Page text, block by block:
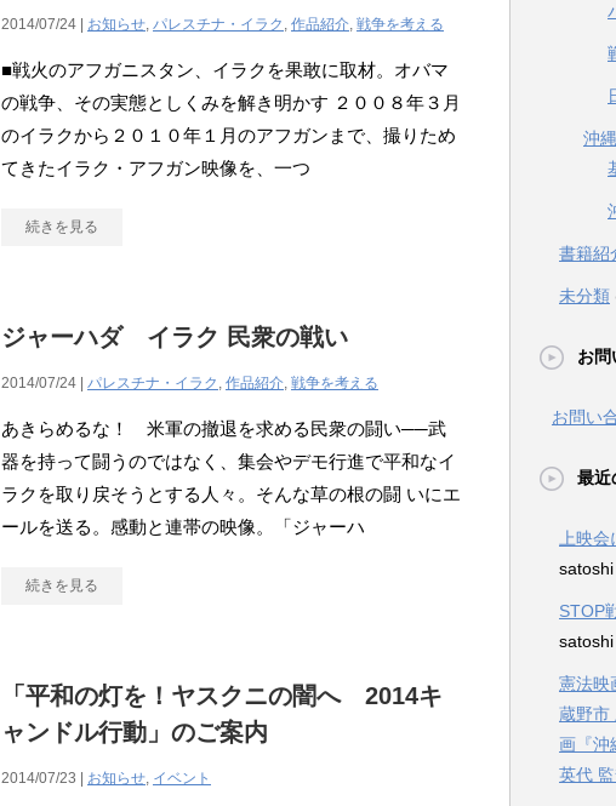
2014/07/24 | お知らせ, パレスチナ・イラク , 作品紹介, 戦争を考える
■戦火のアフガニスタン、イラクを果敢に取材。オバマ
の戦争、その実態としくみを解き明かす ２００８年３月
のイラクから２０１０年１月のアフガンまで、撮りため
てきたイラク・アフガン映像を、一つ
続きを見る
ジャーハダ イラク 民衆の戦い
2014/07/24 | パレスチナ・イラク , 作品紹介, 戦争を考える
あきらめるな！ 米軍の撤退を求める民衆の闘い──武
器を持って闘うのではなく、集会やデモ行進で平和なイ
ラクを取り戻そうとする人々。そんな草の根の闘 いにエ
ールを送る。感動と連帯の映像。「ジャーハ
続きを見る
「平和の灯を！ヤスクニの闇へ 2014キ
ャンドル行動」のご案内
2014/07/23 | お知らせ, イベント
沖
書籍紹
未分類
お問
お問い
最近
上映
STOP
憲法映
蔵野市
画『沖
英代